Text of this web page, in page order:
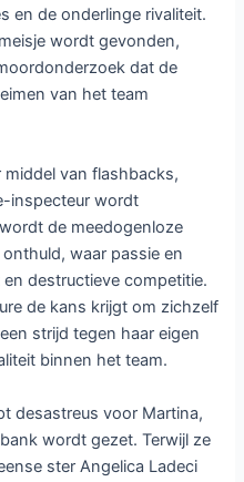
en de onderlinge rivaliteit.
wordt gevonden,
dat de
van het team
van flashbacks,
inspecteur wordt
de meedogenloze
waar passie en
destructieve competitie.
de kans krijgt om zichzelf
strijd tegen haar eigen
binnen het team.
desastreus voor Martina,
wordt gezet. Terwijl ze
ster Angelica Ladeci